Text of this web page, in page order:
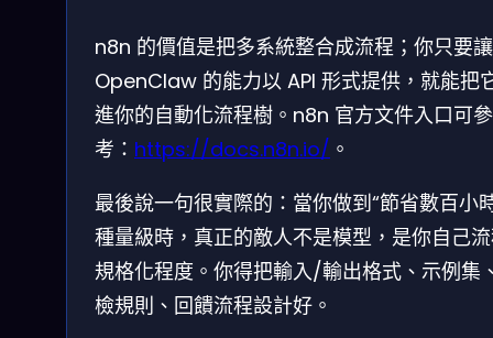
n8n 的價值是把多系統整合成流程；你只要讓
OpenClaw 的能力以 API 形式提供，就能把
進你的自動化流程樹。n8n 官方文件入口可參
考： https://docs.n8n.io/ 。
最後說一句很實際的：當你做到“節省數百小
種量級時，真正的敵人不是模型，是你自己
規格化程度。你得把輸入/輸出格式、示例集
檢規則、回饋流程設計好。